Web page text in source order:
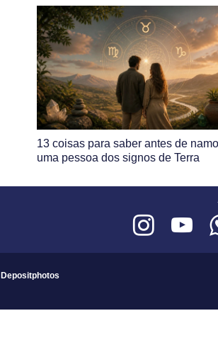
13 coisas para saber antes de
uma pessoa dos signos de Terra
Depositphotos